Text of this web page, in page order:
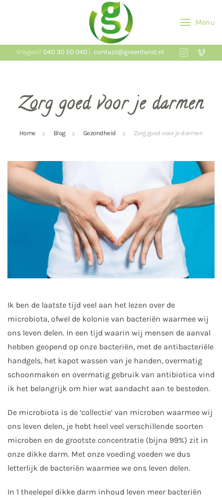
Skip to main content
Menu
Vragen?040 30 50 040| contact@greentwist.nl
Zorg goed voor je darmen
Home Blog Gezondheid Zorg goed voor je darmen
Ik ben de laatste tijd veel aan het lezen over de
microbiota, ofwel de kolonie van bacteriën waarmee wij
ons leven delen. In een tijd waarin wij mensen de aanval
hebben geopend op onze bacteriën, met de antibacteriële
handgels, het kapot wassen van je handen, overmatig
schoonmaken en overmatig gebruik van antibiotica vind
ik het belangrijk om hier wat aandacht aan te besteden.
De microbiota is de ‘collectie’ van microben waarmee wij
ons leven delen, je hebt heel veel verschillende soorten
microben en de grootste concentratie (bijna 99%) zit in
onze dikke darm. Met onze voeding voeden we dus
letterlijk de bacteriën waarmee we ons leven delen.
In 1 theelepel dikke darm inhoud leven meer bacteriën